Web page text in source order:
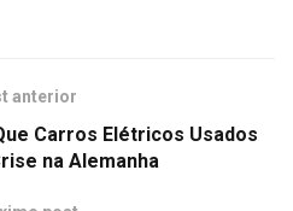
anterior
Carros Elétricos Usados
na Alemanha